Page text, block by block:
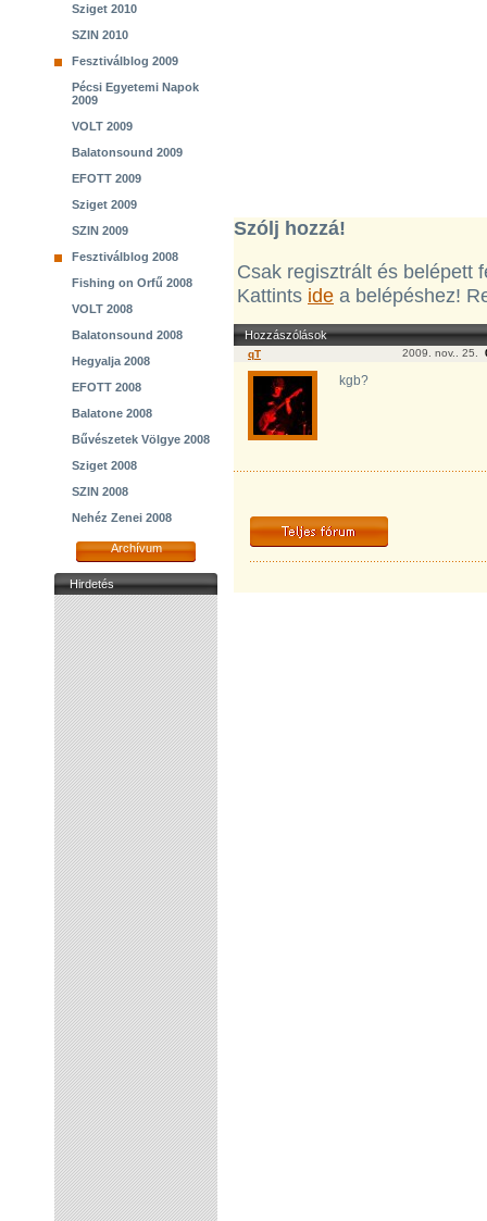
Sziget 2010
SZIN 2010
Fesztiválblog 2009
Pécsi Egyetemi Napok
2009
VOLT 2009
Balatonsound 2009
EFOTT 2009
Sziget 2009
SZIN 2009
Fesztiválblog 2008
Fishing on Orfű 2008
VOLT 2008
Balatonsound 2008
Hegyalja 2008
EFOTT 2008
Balatone 2008
Bűvészetek Völgye 2008
Sziget 2008
SZIN 2008
Nehéz Zenei 2008
Archívum
Hirdetés
Szólj hozzá!
Csak regisztrált és belépett
Kattints ide a belépéshez!
Hozzászólások
qT 2009. nov.. 25.
kgb?